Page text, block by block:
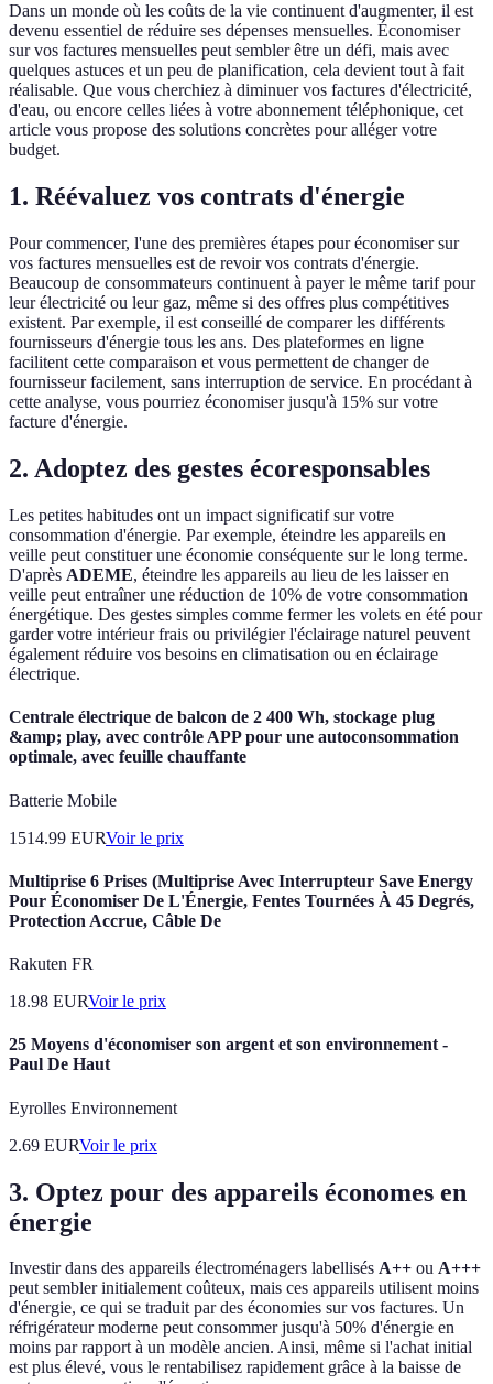
Dans un monde où les coûts de la vie continuent d'augmenter, il est
devenu essentiel de réduire ses dépenses mensuelles. Économiser
sur vos factures mensuelles peut sembler être un défi, mais avec
quelques astuces et un peu de planification, cela devient tout à fait
réalisable. Que vous cherchiez à diminuer vos factures d'électricité,
d'eau, ou encore celles liées à votre abonnement téléphonique, cet
article vous propose des solutions concrètes pour alléger votre
budget.
1. Réévaluez vos contrats d'énergie
Pour commencer, l'une des premières étapes pour économiser sur
vos factures mensuelles est de revoir vos contrats d'énergie.
Beaucoup de consommateurs continuent à payer le même tarif pour
leur électricité ou leur gaz, même si des offres plus compétitives
existent. Par exemple, il est conseillé de comparer les différents
fournisseurs d'énergie tous les ans. Des plateformes en ligne
facilitent cette comparaison et vous permettent de changer de
fournisseur facilement, sans interruption de service. En procédant à
cette analyse, vous pourriez économiser jusqu'à 15% sur votre
facture d'énergie.
2. Adoptez des gestes écoresponsables
Les petites habitudes ont un impact significatif sur votre
consommation d'énergie. Par exemple, éteindre les appareils en
veille peut constituer une économie conséquente sur le long terme.
D'après ADEME, éteindre les appareils au lieu de les laisser en
veille peut entraîner une réduction de 10% de votre consommation
énergétique. Des gestes simples comme fermer les volets en été pour
garder votre intérieur frais ou privilégier l'éclairage naturel peuvent
également réduire vos besoins en climatisation ou en éclairage
électrique.
Centrale électrique de balcon de 2 400 Wh, stockage plug
&amp; play, avec contrôle APP pour une autoconsommation
optimale, avec feuille chauffante
Batterie Mobile
1514.99 EURVoir le prix
Multiprise 6 Prises (Multiprise Avec Interrupteur Save Energy
Pour Économiser De L'Énergie, Fentes Tournées À 45 Degrés,
Protection Accrue, Câble De
Rakuten FR
18.98 EURVoir le prix
25 Moyens d'économiser son argent et son environnement -
Paul De Haut
Eyrolles Environnement
2.69 EURVoir le prix
3. Optez pour des appareils économes en
énergie
Investir dans des appareils électroménagers labellisés A++ ou A+++
peut sembler initialement coûteux, mais ces appareils utilisent moins
d'énergie, ce qui se traduit par des économies sur vos factures. Un
réfrigérateur moderne peut consommer jusqu'à 50% d'énergie en
moins par rapport à un modèle ancien. Ainsi, même si l'achat initial
est plus élevé, vous le rentabilisez rapidement grâce à la baisse de